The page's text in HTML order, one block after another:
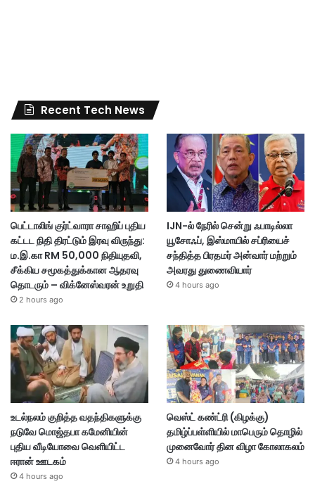
Recent Tech News
பெட்டாலிங் குர்ட்வாரா சாஹிப் புதிய
கட்டட நிதி திரட்டும் இரவு விருந்து:
ம.இ.கா RM 50,000 நிதியுதவி,
சீக்கிய சமூகத்துக்கான ஆதரவு
தொடரும் – விக்னேஸ்வரன் உறுதி
2 hours ago
IJN-ல் நேரில் சென்று ஃபாடில்லா
யூசோஃப், இஸ்மாயில் சப்ரியைச்
சந்தித்த பிரதமர் அன்வார் மற்றும்
அவரது துணைவியார்
4 hours ago
உடல்நலம் குறித்த வதந்திகளுக்கு
நடுவே மொஜ்தபா கமேனியின்
புதிய வீடியோவை வெளியிட்ட
ஈரான் ஊடகம்
4 hours ago
வெஸ்ட் கண்ட்ரி (கிழக்கு)
தமிழ்ப்பள்ளியில் மாபெரும் தொழில்
முனைவோர் தின விழா கோலாகலம்
4 hours ago